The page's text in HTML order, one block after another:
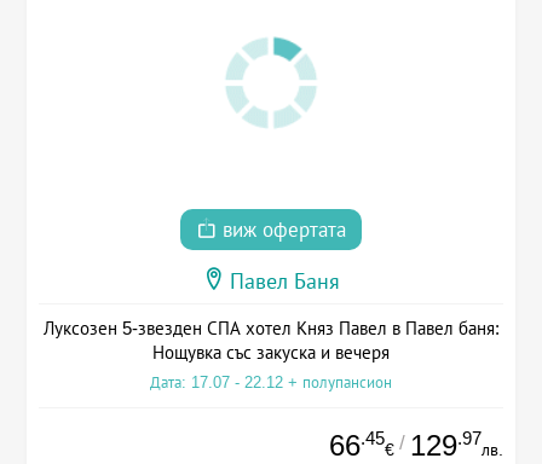
виж офертата
Павел Баня
Луксозен 5-звезден СПА хотел Княз Павел в Павел баня:
Нощувка със закуска и вечеря
Дата: 17.07 - 22.12 + полупансион
66.45
€ / 129.97
лв.